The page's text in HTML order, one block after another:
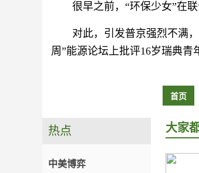
很早之前，“环保少女”在
对此，引发普京强烈不满
周”能源论坛上批评16岁瑞典青
首页
热点
中美博弈
大家